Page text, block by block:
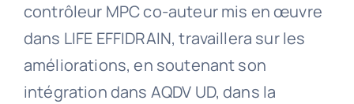
contrôleur MPC co-auteur mis en œuvre
dans LIFE EFFIDRAIN, travaillera sur les
améliorations, en soutenant son
intégration dans AQDV UD, dans la